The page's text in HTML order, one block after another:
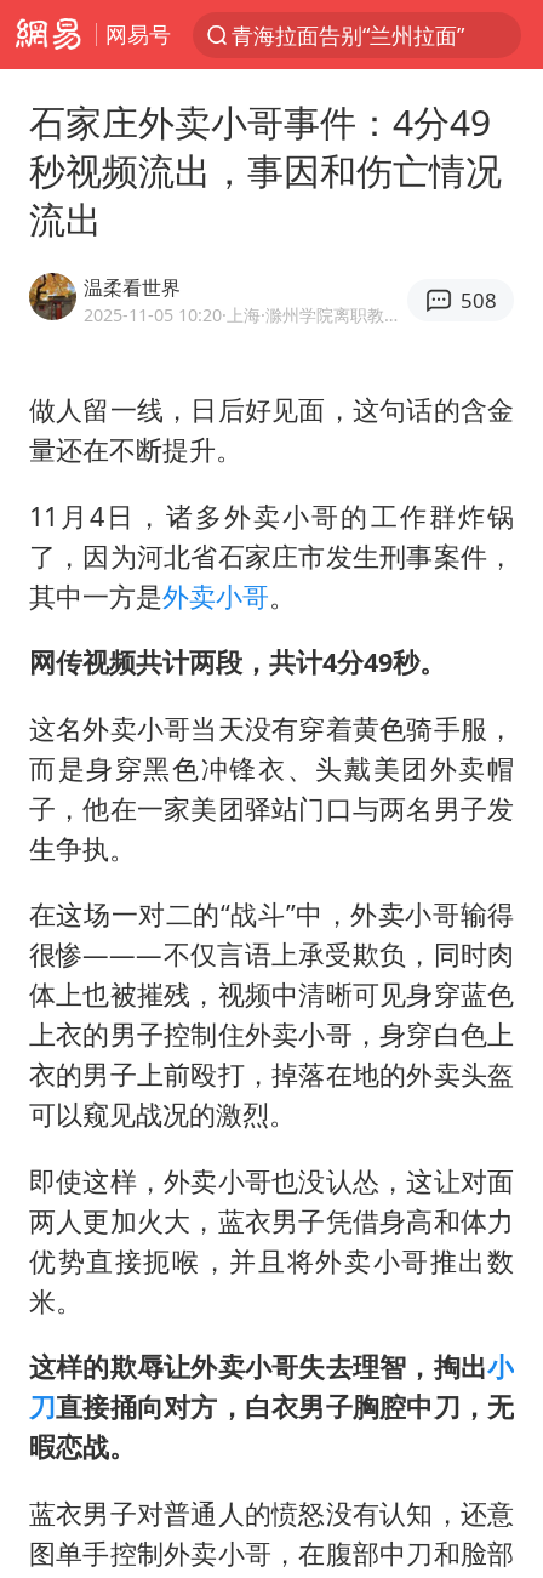
网易号
青海拉面告别“兰州拉面”
U17国足三战全胜
青海海西州茫崖市发生3.1级地震
巡查组提问 工作人员偷用手机查答案
多地要求领导干部带头休假
中方回应是否在太平洋海底开采稀土
27岁女子成组织卖淫集团主犯被通缉
法国将禁止“未经同意的电话营销”
石家庄外卖小哥事件：4分49
秒视频流出，事因和伤亡情况
流出
温柔看世界
2025-11-05 10:20·上海 ·滁州学院离职教师，南理工硕士
508
做人留一线，日后好见面，这句话的含金
量还在不断提升。
11月4日，诸多外卖小哥的工作群炸锅
了，因为河北省石家庄市发生刑事案件，
其中一方是外卖小哥。
网传视频共计两段，共计4分49秒。
这名外卖小哥当天没有穿着黄色骑手服，
而是身穿黑色冲锋衣、头戴美团外卖帽
子，他在一家美团驿站门口与两名男子发
生争执。
在这场一对二的“战斗”中，外卖小哥输得
很惨———不仅言语上承受欺负，同时肉
体上也被摧残，视频中清晰可见身穿蓝色
上衣的男子控制住外卖小哥，身穿白色上
衣的男子上前殴打，掉落在地的外卖头盔
可以窥见战况的激烈。
即使这样，外卖小哥也没认怂，这让对面
两人更加火大，蓝衣男子凭借身高和体力
优势直接扼喉，并且将外卖小哥推出数
米。
这样的欺辱让外卖小哥失去理智，掏出小
刀直接捅向对方，白衣男子胸腔中刀，无
暇恋战。
蓝衣男子对普通人的愤怒没有认知，还意
图单手控制外卖小哥，在腹部中刀和脸部